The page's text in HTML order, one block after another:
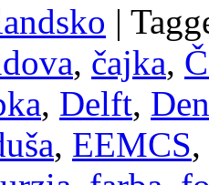
|
, čajka,
, Delft,
, EEMCS,